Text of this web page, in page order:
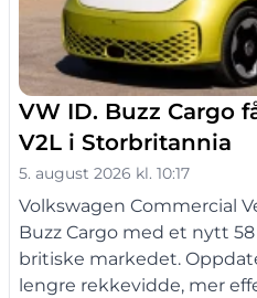
VW ID. Buzz Cargo
V2L i Storbritannia
5. august 2026 kl. 10:17
Volkswagen Commercial
Buzz Cargo med et nytt
britiske markedet.
lengre rekkevidde, mer